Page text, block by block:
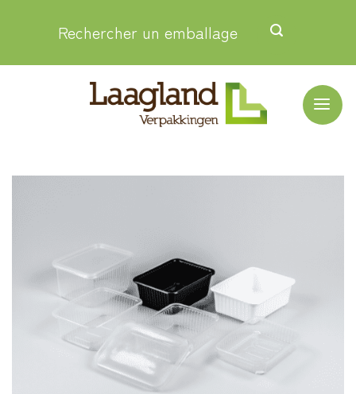
Rechercher un emballage